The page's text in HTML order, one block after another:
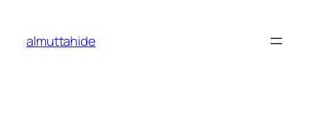
content
almuttahide